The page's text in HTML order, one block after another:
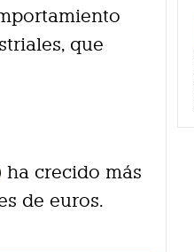
que
ha crecido más
de euros.